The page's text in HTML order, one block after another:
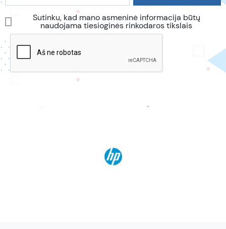
Sutinku, kad mano asmeninė informacija būtų
naudojama tiesioginės rinkodaros tikslais